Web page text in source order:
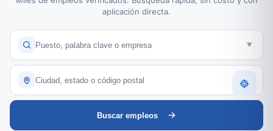
aplicación directa.
Buscar empleos